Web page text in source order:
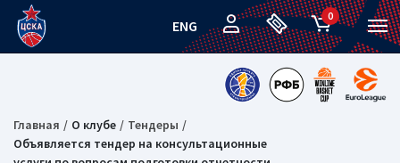
ENG
0
Главная О клубе
Тендеры
Объявляется тендер на консультационные